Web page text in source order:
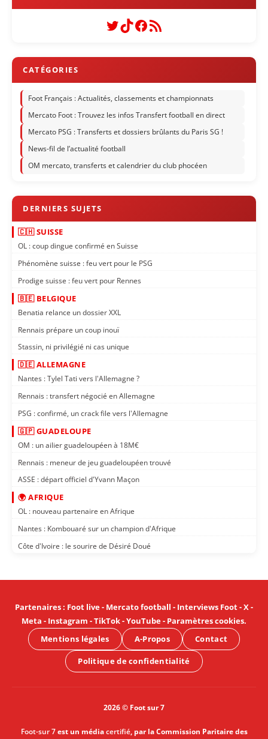
Twitter
TikTok
Facebook
Flux RSS
Foot Français : Actualités, classements et championnats
Mercato Foot : Trouvez les infos Transfert football en direct
Mercato PSG : Transferts et dossiers brûlants du Paris SG !
News-fil de l’actualité football
OM mercato, transferts et calendrier du club phocéen
🇨🇭 SUISSE
OL : coup dingue confirmé en Suisse
Phénomène suisse : feu vert pour le PSG
Prodige suisse : feu vert pour Rennes
🇧🇪 BELGIQUE
Benatia relance un dossier XXL
Rennais prépare un coup inouï
Stassin, ni privilégié ni cas unique
🇩🇪 ALLEMAGNE
Nantes : Tylel Tati vers l'Allemagne ?
Rennais : transfert négocié en Allemagne
PSG : confirmé, un crack file vers l'Allemagne
🇬🇵 GUADELOUPE
OM : un ailier guadeloupéen à 18M€
Rennais : meneur de jeu guadeloupéen trouvé
ASSE : départ officiel d'Yvann Maçon
🌍 AFRIQUE
OL : nouveau partenaire en Afrique
Nantes : Kombouaré sur un champion d'Afrique
Côte d'Ivoire : le sourire de Désiré Doué
Partenaires: Foot live- Mercato football - Interviews Foot-X-
Meta - Instagram -TikTok-YouTube- Paramètres cookies.
Mentions légales
A-Propos Contact
Politique de confidentialité
2026 © Foot sur 7
Foot-sur 7est un médiacertifié, par la Commission Paritaire des